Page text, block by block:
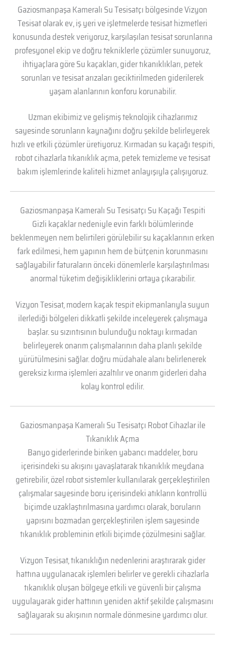
Gaziosmanpaşa Kameralı Su Tesisatçı bölgesinde Vizyon
Tesisat olarak ev, iş yeri ve işletmelerde tesisat hizmetleri
konusunda destek veriyoruz, karşılaşılan tesisat sorunlarına
profesyonel ekip ve doğru tekniklerle çözümler sunuyoruz,
ihtiyaçlara göre Su kaçakları, gider tıkanıklıkları, petek
sorunları ve tesisat arızaları geciktirilmeden giderilerek
yaşam alanlarının konforu korunabilir.
Uzman ekibimiz ve gelişmiş teknolojik cihazlarımız
sayesinde sorunların kaynağını doğru şekilde belirleyerek
hızlı ve etkili çözümler üretiyoruz. Kırmadan su kaçağı tespiti,
robot cihazlarla tıkanıklık açma, petek temizleme ve tesisat
bakım işlemlerinde kaliteli hizmet anlayışıyla çalışıyoruz.
Gaziosmanpaşa Kameralı Su Tesisatçı Su Kaçağı Tespiti
Gizli kaçaklar nedeniyle evin farklı bölümlerinde
beklenmeyen nem belirtileri görülebilir su kaçaklarının erken
fark edilmesi, hem yapının hem de bütçenin korunmasını
sağlayabilir faturaların önceki dönemlerle karşılaştırılması
anormal tüketim değişikliklerini ortaya çıkarabilir.
Vizyon Tesisat, modern kaçak tespit ekipmanlarıyla suyun
ilerlediği bölgeleri dikkatli şekilde inceleyerek çalışmaya
başlar. su sızıntısının bulunduğu noktayı kırmadan
belirleyerek onarım çalışmalarının daha planlı şekilde
yürütülmesini sağlar. doğru müdahale alanı belirlenerek
gereksiz kırma işlemleri azaltılır ve onarım giderleri daha
kolay kontrol edilir.
Gaziosmanpaşa Kameralı Su Tesisatçı Robot Cihazlar ile
Tıkanıklık Açma
Banyo giderlerinde biriken yabancı maddeler, boru
içerisindeki su akışını yavaşlatarak tıkanıklık meydana
getirebilir, özel robot sistemler kullanılarak gerçekleştirilen
çalışmalar sayesinde boru içerisindeki atıkların kontrollü
biçimde uzaklaştırılmasına yardımcı olarak, boruların
yapısını bozmadan gerçekleştirilen işlem sayesinde
tıkanıklık probleminin etkili biçimde çözülmesini sağlar.
Vizyon Tesisat, tıkanıklığın nedenlerini araştırarak gider
hattına uygulanacak işlemleri belirler ve gerekli cihazlarla
tıkanıklık oluşan bölgeye etkili ve güvenli bir çalışma
uygulayarak gider hattının yeniden aktif şekilde çalışmasını
sağlayarak su akışının normale dönmesine yardımcı olur.